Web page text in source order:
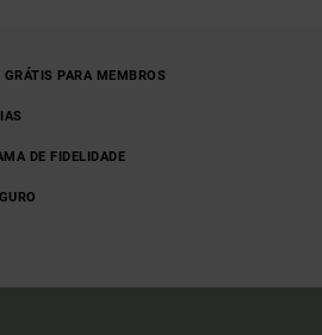
GRÁTIS PARA MEMBROS
DE FIDELIDADE